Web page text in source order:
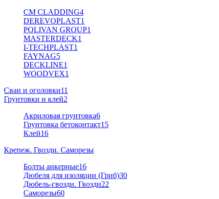
CM CLADDING4
DEREVOPLAST1
POLIVAN GROUP1
MASTERDECK1
I-TECHPLAST1
FAYNAG5
DECKLINE1
WOODVEX1
Сваи и оголовки11
Грунтовки и клей2
Акриловая грунтовка6
Грунтовка бетоконтакт15
Клей16
Крепеж. Гвозди. Саморезы
Болты анкерные16
Дюбеля для изоляции (Гриб)30
Дюбель-гвозди. Гвозди22
Саморезы60